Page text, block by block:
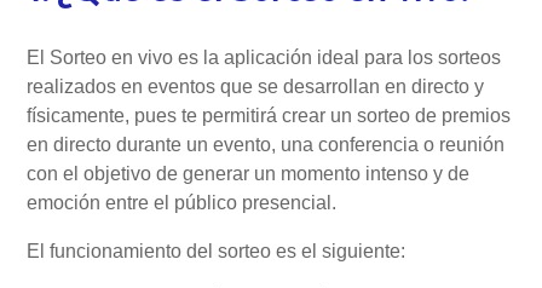
El Sorteo en vivo es la aplicación ideal para los sorteos
realizados en eventos que se desarrollan en directo y
físicamente, pues te permitirá crear un sorteo de premios
en directo durante un evento, una conferencia o reunión
con el objetivo de generar un momento intenso y de
emoción entre el público presencial.
El funcionamiento del sorteo es el siguiente: